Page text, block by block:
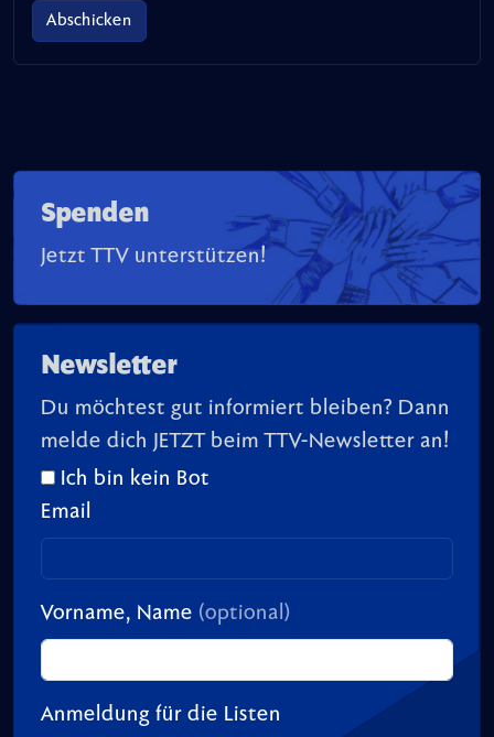
Spenden
Jetzt TTV unterstützen!
Newsletter
Du möchtest gut informiert bleiben? Dann
melde dich JETZT beim TTV-Newsletter an!
Ich bin kein Bot
Email
Vorname, Name (optional)
Anmeldung für die Listen